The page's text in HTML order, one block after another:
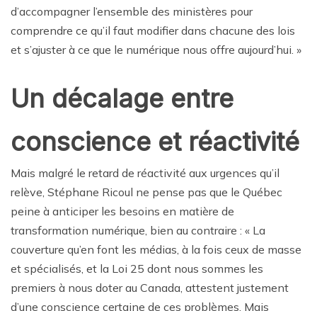
d’accompagner l’ensemble des ministères pour
comprendre ce qu’il faut modifier dans chacune des lois
et s’ajuster à ce que le numérique nous offre aujourd’hui. »
Un décalage entre
conscience et réactivité
Mais malgré le retard de réactivité aux urgences qu’il
relève, Stéphane Ricoul ne pense pas que le Québec
peine à anticiper les besoins en matière de
transformation numérique, bien au contraire : « La
couverture qu’en font les médias, à la fois ceux de masse
et spécialisés, et la Loi 25 dont nous sommes les
premiers à nous doter au Canada, attestent justement
d’une conscience certaine de ces problèmes. Mais